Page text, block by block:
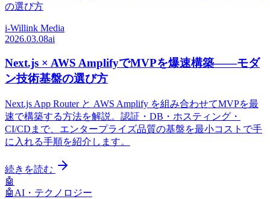
の選び方
i-Willink Media
2026.03.08ai
Next.js × AWS AmplifyでMVPを爆速構築——モダ
ン技術基盤の選び方
Next.js App Router と AWS Amplify を組み合わせてMVPを最
速で構築する方法を解説。認証・DB・ホスティング・
CI/CDまで、エンタープライズ品質の基盤を最小コストで手
に入れる手順を紹介します。
続きを読む
🤖
🤖 AI・テクノロジー